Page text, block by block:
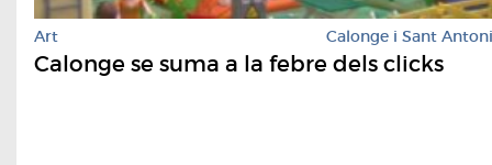
Art Calonge i Sant Antoni
Calonge se suma a la febre dels clicks